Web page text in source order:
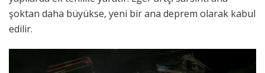
şoktan daha büyükse, yeni bir ana deprem olarak kabul
edilir.